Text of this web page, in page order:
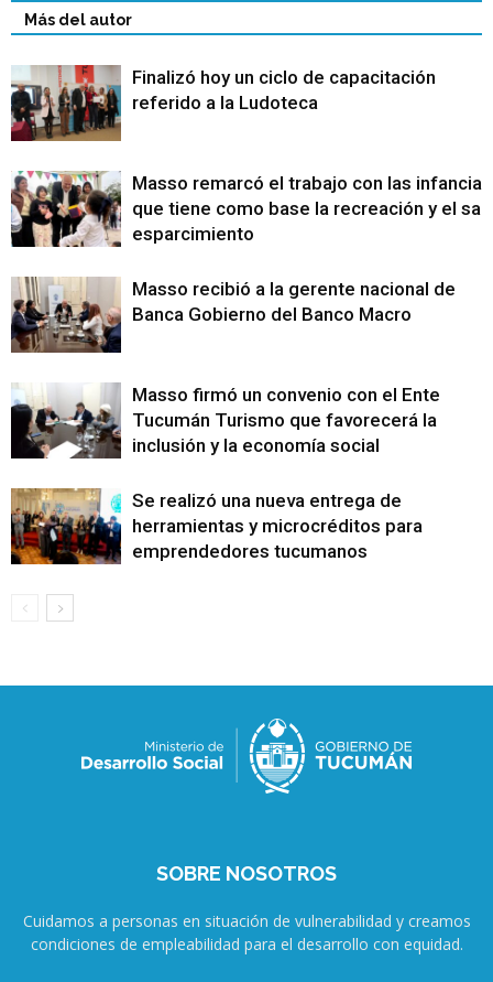
Más del autor
Finalizó hoy un ciclo de capacitación
referido a la Ludoteca
Masso remarcó el trabajo con las infancias
que tiene como base la recreación y el
esparcimiento
Masso recibió a la gerente nacional de
Banca Gobierno del Banco Macro
Masso firmó un convenio con el Ente
Tucumán Turismo que favorecerá la
inclusión y la economía social
Se realizó una nueva entrega de
herramientas y microcréditos para
emprendedores tucumanos
SOBRE NOSOTROS
Cuidamos a personas en situación de vulnerabilidad y creamos
condiciones de empleabilidad para el desarrollo con equidad.